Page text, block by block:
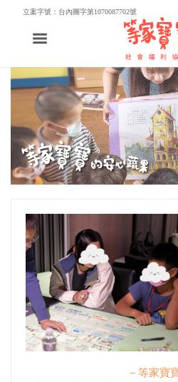
立案字號：台內團字第1070087702號
－等家寶